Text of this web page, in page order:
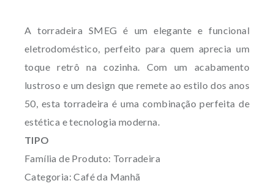
A torradeira SMEG é um elegante e funcional
eletrodoméstico, perfeito para quem aprecia um
toque retrô na cozinha. Com um acabamento
lustroso e um design que remete ao estilo dos anos
50, esta torradeira é uma combinação perfeita de
estética e tecnologia moderna.
TIPO
Família de Produto: Torradeira
Categoria: Café da Manhã